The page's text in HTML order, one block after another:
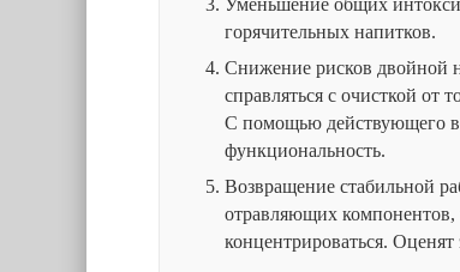
Уменьшение общих
горячительных напитков.
Снижение рисков двойной
справляться с очисткой от
С помощью действующего
функциональность.
Возвращение стабильной
отравляющих компонентов,
концентрироваться.